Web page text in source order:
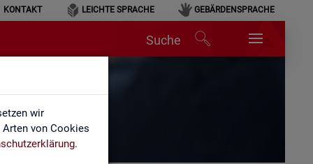
wir
von Cookies
.
KONTAKT LEICHTE SPRACHE GEBÄRDENSPRACHE
Suche